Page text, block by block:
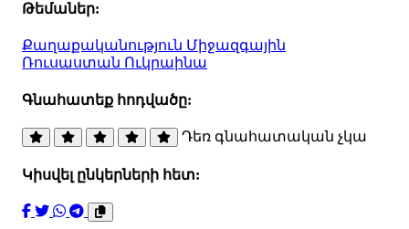
Թեմաներ:
Քաղաքականություն Միջազգային
Ռուսաստան Ուկրաինա
Գնահատեք հոդվածը:
Դեռ գնահատական չկա
Կիսվել ընկերների հետ: